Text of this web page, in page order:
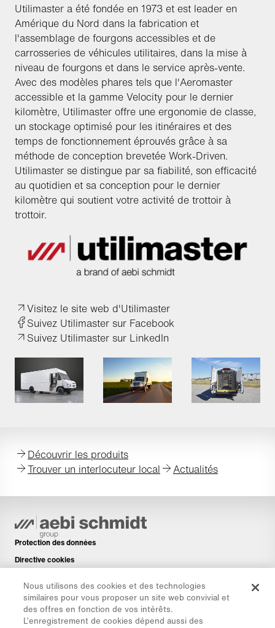
Utilimaster a été fondée en 1973 et est leader en
Amérique du Nord dans la fabrication et
l'assemblage de fourgons accessibles et de
carrosseries de véhicules utilitaires, dans la mise à
niveau de fourgons et dans le service après-vente.
Avec des modèles phares tels que l'Aeromaster
accessible et la gamme Velocity pour le dernier
kilomètre, Utilimaster offre une ergonomie de classe,
un stockage optimisé pour les itinéraires et des
temps de fonctionnement éprouvés grâce à sa
méthode de conception brevetée Work-Driven.
Utilimaster se distingue par sa fiabilité, son efficacité
au quotidien et sa conception pour le dernier
kilomètre qui soutient votre activité de trottoir à
trottoir.
Visitez le site web d'Utilimaster
Suivez Utilimaster sur Facebook
Suivez Utilimaster sur LinkedIn
Découvrir les produits
Trouver un interlocuteur local
Actualités
Protection des données
Directive cookies
Avis de non-responsabilité
Newsletter
Nous utilisons des cookies et des technologies
similaires pour vous proposer un site web convivial et
des offres en fonction de vos intérêts.
L’enregistrement de cookies dépend aussi des